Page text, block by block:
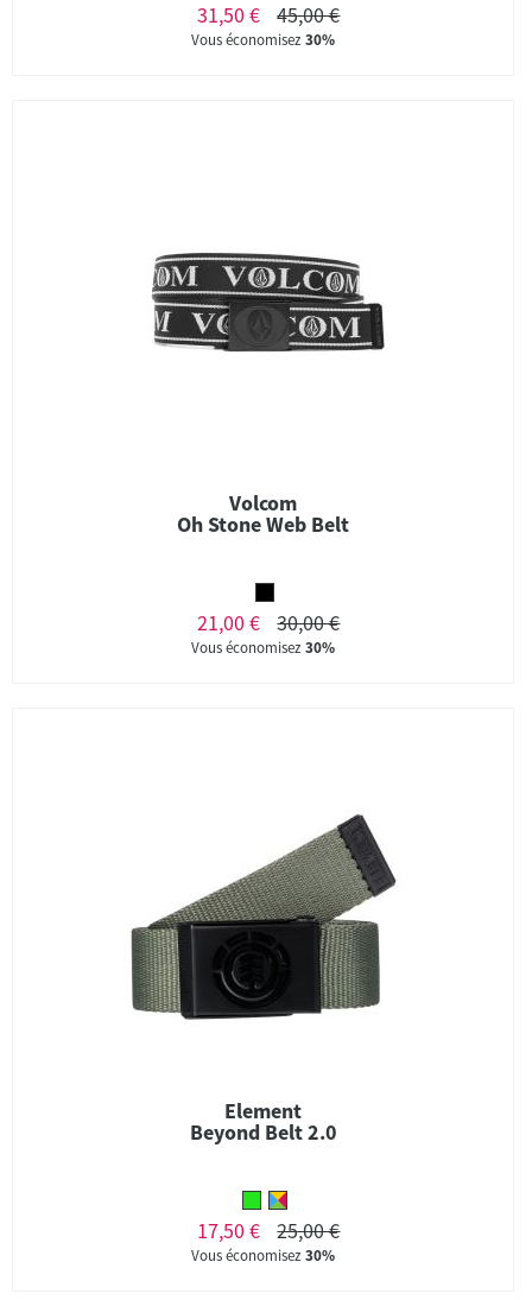
31,50 € 45,00 €
Vous économisez30%
Volcom
Oh Stone Web Belt
21,00 € 30,00 €
Vous économisez30%
Element
Beyond Belt 2.0
17,50 € 25,00 €
Vous économisez30%